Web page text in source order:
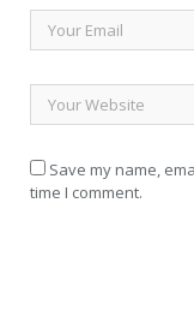
Save my name,
time I comment.